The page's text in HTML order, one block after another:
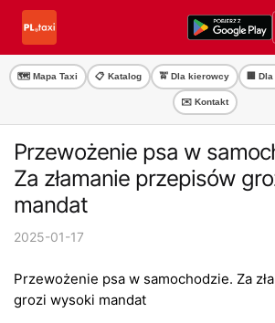
Przejdź
nawigacji
Przejdź
treści
🗺️ Mapa Taxi 📋 Katalog 🚖 Dla kierowcy 🏢
✉️ Kontakt
Przewożenie psa w
Za złamanie przepisów
mandat
2025-01-17
Przewożenie psa w samochodzie. Za
grozi wysoki mandat